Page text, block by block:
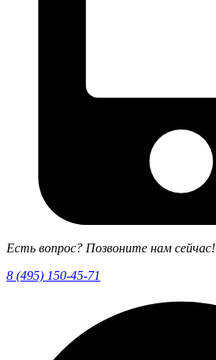
Есть вопрос? Позвоните нам сейчас!
8 (495) 150-45-71